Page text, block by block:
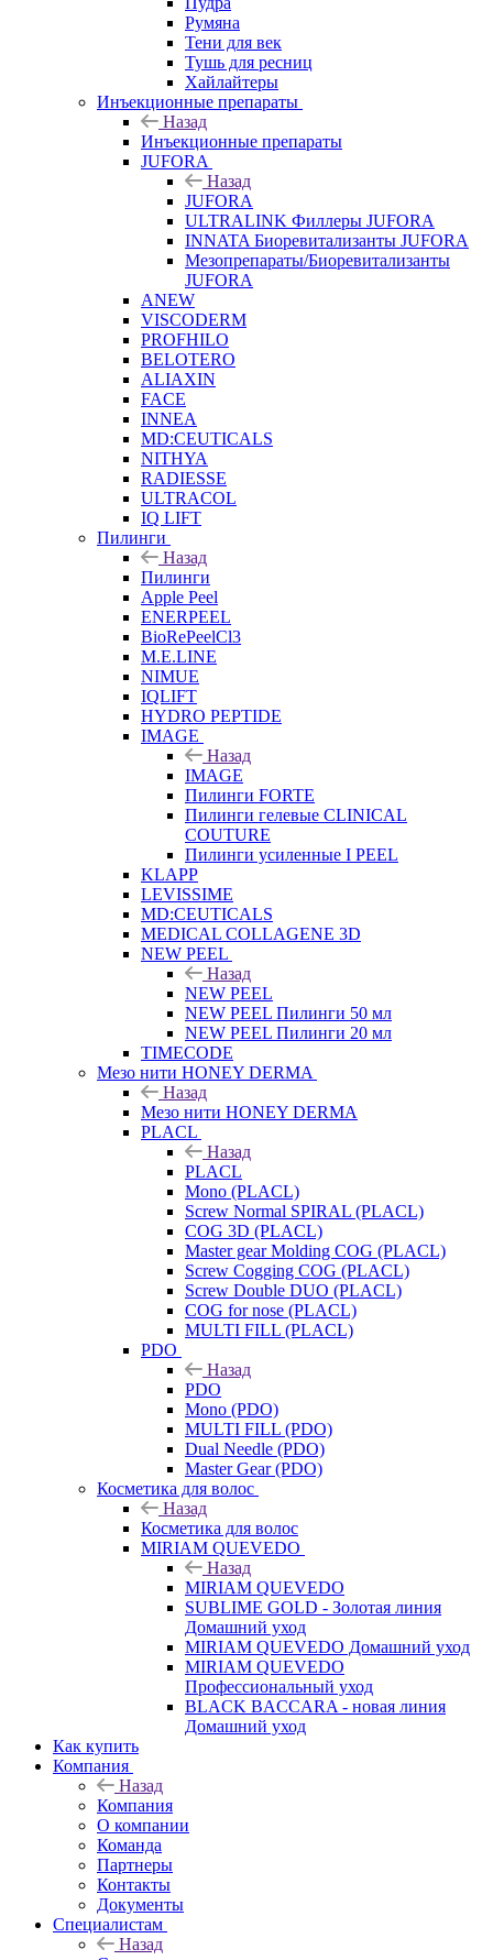
Румяна
Тени для век
Тушь для ресниц
Хайлайтеры
Инъекционные препараты
Назад
Инъекционные препараты
JUFORA
Назад
JUFORA
ULTRALINK Филлеры JUFORA
INNATA Биоревитализанты JUFORA
Мезопрепараты/Биоревитализанты
JUFORA
ANEW
VISCODERM
PROFHILO
BELOTERO
ALIAXIN
FACE
INNEA
MD:CEUTICALS
NITHYA
RADIESSE
ULTRACOL
IQ LIFT
Пилинги
Назад
Пилинги
Apple Peel
ENERPEEL
BioRePeelCl3
M.E.LINE
NIMUE
IQLIFT
HYDRO PEPTIDE
IMAGE
Назад
IMAGE
Пилинги FORTE
Пилинги гелевые CLINICAL
COUTURE
Пилинги усиленные I PEEL
KLAPP
LEVISSIME
MD:CEUTICALS
MEDICAL COLLAGENE 3D
NEW PEEL
Назад
NEW PEEL
NEW PEEL Пилинги 50 мл
NEW PEEL Пилинги 20 мл
TIMECODE
Мезо нити HONEY DERMA
Назад
Мезо нити HONEY DERMA
PLACL
Назад
PLACL
Mono (PLACL)
Screw Normal SPIRAL (PLACL)
COG 3D (PLACL)
Master gear Molding COG (PLACL)
Screw Cogging COG (PLACL)
Screw Double DUO (PLACL)
COG for nose (PLACL)
MULTI FILL (PLACL)
PDO
Назад
PDO
Mono (PDO)
MULTI FILL (PDO)
Dual Needle (PDO)
Master Gear (PDO)
Косметика для волос
Назад
Косметика для волос
MIRIAM QUEVEDO
Назад
MIRIAM QUEVEDO
SUBLIME GOLD - Золотая линия
Домашний уход
MIRIAM QUEVEDO Домашний уход
MIRIAM QUEVEDO
Профессиональный уход
BLACK BACCARA - новая линия
Домашний уход
Как купить
Компания
Назад
Компания
О компании
Команда
Партнеры
Контакты
Документы
Специалистам
Назад